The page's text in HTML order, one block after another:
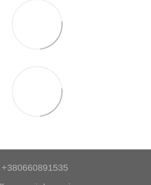
+380660891535